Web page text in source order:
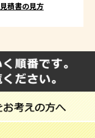
見積書の見方